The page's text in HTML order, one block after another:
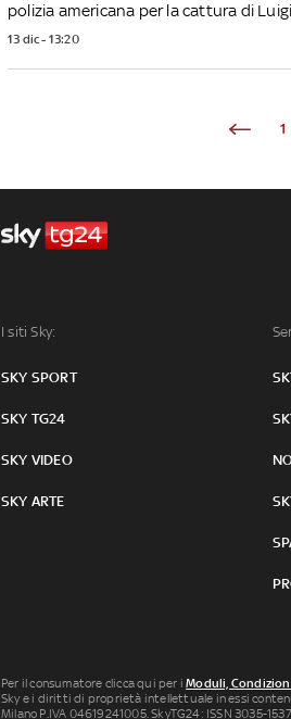
polizia americana per la cattura di
13 dic - 13:20
1
I siti Sky:
SKY SPORT
SKY TG24
SKY VIDEO
SKY ARTE
Per il consumatore clicca qui per iModuli,
Sky e i diritti di proprietà intellettuale in essi
Milano P.IVA 04619241005. SkyTG24: ISSN 3035-